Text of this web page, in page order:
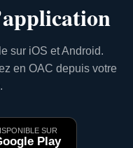
sur iOS et Android.
en OAC depuis votre
SUR
Play